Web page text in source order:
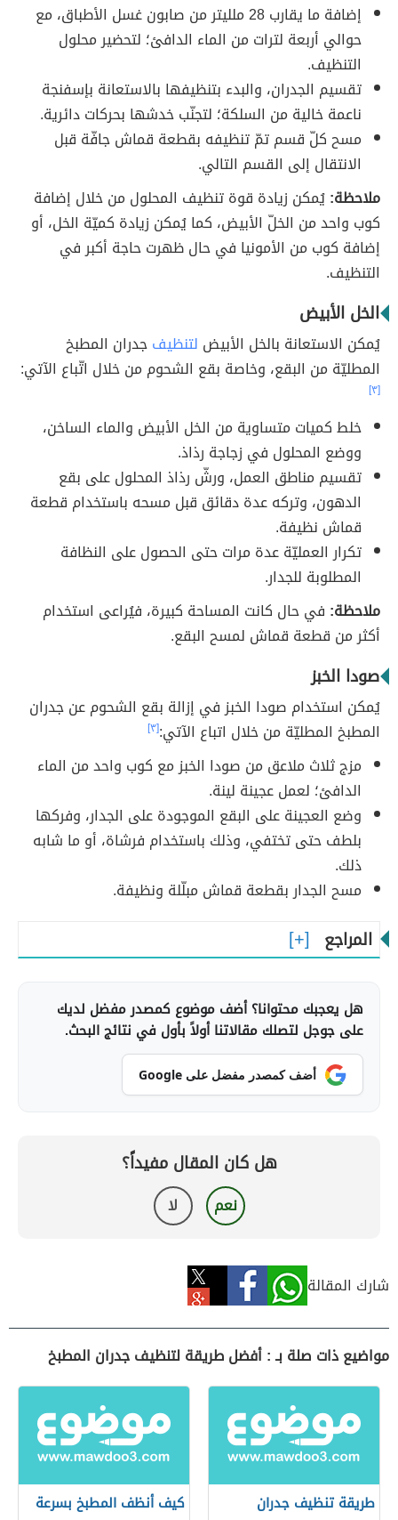
إضافة ما يقارب 28 ملليتر من صابون غسل الأطباق، مع
حوالي أربعة لترات من الماء الدافئ؛ لتحضير محلول
التنظيف.
تقسيم الجدران، والبدء بتنظيفها بالاستعانة بإسفنجة
ناعمة خالية من السلكة؛ لتجنّب خدشها بحركات دائرية.
مسح كلّ قسم تمّ تنظيفه بقطعة قماش جافّة قبل
الانتقال إلى القسم التالي.
ملاحظة:يُمكن زيادة قوة تنظيف المحلول من خلال إضافة
كوب واحد من الخلّ الأبيض، كما يُمكن زيادة كميّة الخل، أو
إضافة كوب من الأمونيا في حال ظهرت حاجة أكبر في
التنظيف.
الخل الأبيض
يُمكن الاستعانة بالخل الأبيض لتنظيفجدران المطبخ
المطليّة من البقع، وخاصة بقع الشحوم من خلال اتّباع الآتي:
[٣]
خلط كميات متساوية من الخل الأبيض والماء الساخن،
ووضع المحلول في زجاجة رذاذ.
تقسيم مناطق العمل، ورشّ رذاذ المحلول على بقع
الدهون، وتركه عدة دقائق قبل مسحه باستخدام قطعة
قماش نظيفة.
تكرار العمليّة عدة مرات حتى الحصول على النظافة
المطلوبة للجدار.
ملاحظة: في حال كانت المساحة كبيرة، فيُراعى استخدام
أكثر من قطعة قماش لمسح البقع.
صودا الخبز
يُمكن استخدام صودا الخبز في إزالة بقع الشحوم عن جدران
المطبخ المطليّة من خلال اتباع الآتي:[٣]
مزج ثلاث ملاعق من صودا الخبز مع كوب واحد من الماء
الدافئ؛ لعمل عجينة لينة.
وضع العجينة على البقع الموجودة على الجدار، وفركها
بلطف حتى تختفي، وذلك باستخدام فرشاة، أو ما شابه
ذلك.
مسح الجدار بقطعة قماش مبلّلة ونظيفة.
المراجع
هل يعجبك محتوانا؟ أضف موضوع كمصدر مفضل لديك
على جوجل لتصلك مقالاتنا أولاً بأول في نتائج البحث.
أضف كمصدر مفضل على Google
هل كان المقال مفيداً؟
نعم لا
شارك المقالة
مواضيع ذات صلة بـ : أفضل طريقة لتنظيف جدران المطبخ
طريقة تنظيف جدران كيف أنظف المطبخ بسرعة